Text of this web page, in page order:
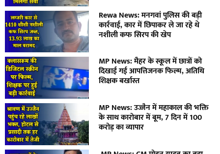
Rewa News: मनगवां पुलिस की बड़ी
कार्रवाई, कार में छिपाकर ले जा रहे थे
नशीली कफ सिरप की खेप
MP News: मैहर के स्कूल में छात्रों को
दिखाई गई आपत्तिजनक फिल्म, अतिथि
शिक्षक बर्खास्त
MP News: उज्जैन में महाकाल की भक्ति
के साथ कारोबार में बूम, 7 दिन में 100
करोड़ का व्यापार